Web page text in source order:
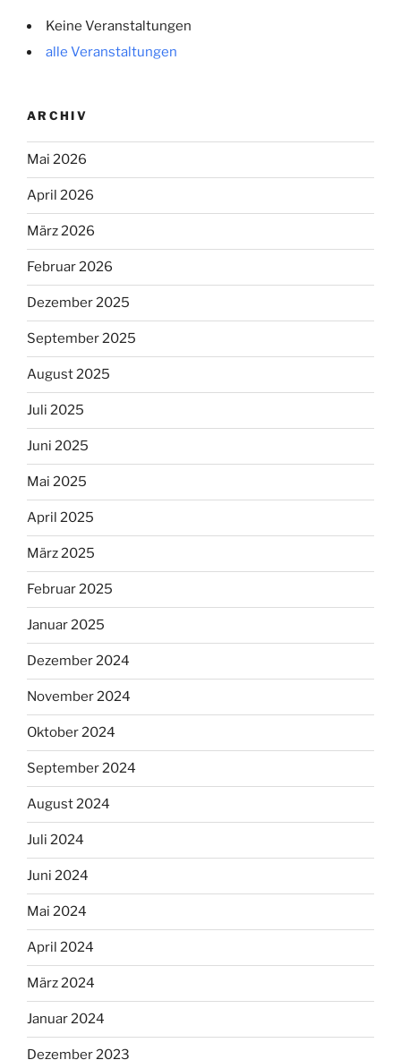
Keine Veranstaltungen
alle Veranstaltungen
ARCHIV
Mai 2026
April 2026
März 2026
Februar 2026
Dezember 2025
September 2025
August 2025
Juli 2025
Juni 2025
Mai 2025
April 2025
März 2025
Februar 2025
Januar 2025
Dezember 2024
November 2024
Oktober 2024
September 2024
August 2024
Juli 2024
Juni 2024
Mai 2024
April 2024
März 2024
Januar 2024
Dezember 2023